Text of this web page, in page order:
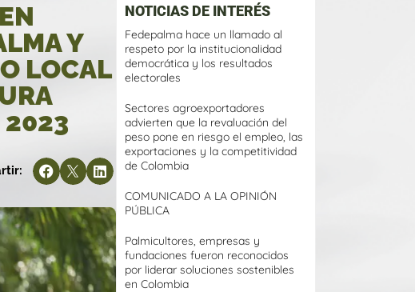
Y
LOCAL
2023
NOTICIAS DE INTERÉS
Fedepalma hace un llamado al
respeto por la institucionalidad
democrática y los resultados
electorales
Sectores agroexportadores
advierten que la revaluación del
peso pone en riesgo el empleo, las
exportaciones y la competitividad
de Colombia
COMUNICADO A LA OPINIÓN
PÚBLICA
Palmicultores, empresas y
fundaciones fueron reconocidos
por liderar soluciones sostenibles
en Colombia